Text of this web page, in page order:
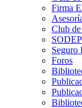
Firma
Club
SODEP
Seguro
Foros